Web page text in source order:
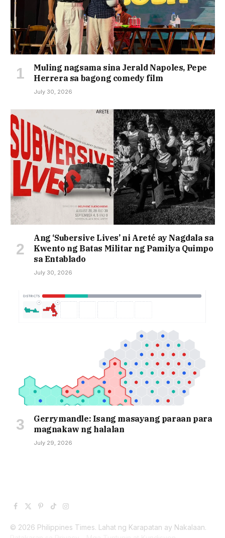
Muling nagsama sina Jerald Napoles, Pepe
Herrera sa bagong comedy film
July 30, 2026
Ang ‘Subersive Lives’ ni Areté ay Nagdala sa
Kwento ng Batas Militar ng Pamilya Quimpo
sa Entablado
July 30, 2026
Gerrymandle: Isang masayang paraan para
magnakaw ng halalan
July 29, 2026
Facebook
X
Pinterest
TikTokInstagram
© 2026 Philippines Times. Lahat ng Karapatan ay Nakalaan.